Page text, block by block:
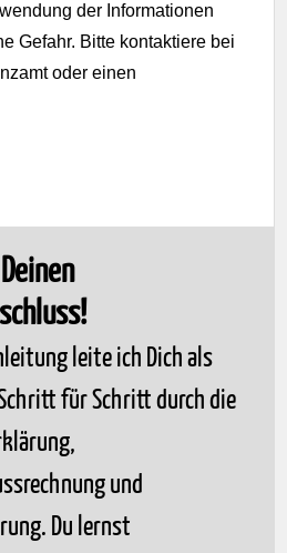
der Informationen
Gefahr. Bitte kontaktiere bei
oder einen
leite ich Dich als
für Schritt durch die
und
Du lernst